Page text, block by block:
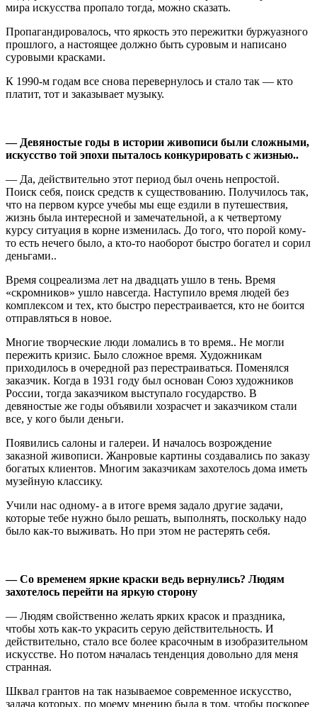
мира искусства пропало тогда, можно сказать.
Пропагандировалось, что яркость это пережитки буржуазного
прошлого, а настоящее должно быть суровым и написано
суровыми красками.
К 1990-м годам все снова перевернулось и стало так — кто
платит, тот и заказывает музыку.
— Девяностые годы в истории живописи были сложными,
искусство той эпохи пыталось конкурировать с жизнью..
— Да, действительно этот период был очень непростой.
Поиск себя, поиск средств к существованию. Получилось так,
что на первом курсе учебы мы еще ездили в путешествия,
жизнь была интересной и замечательной, а к четвертому
курсу ситуация в корне изменилась. До того, что порой кому-
то есть нечего было, а кто-то наоборот быстро богател и сорил
деньгами..
Время соцреализма лет на двадцать ушло в тень. Время
«скромников» ушло навсегда. Наступило время людей без
комплексом и тех, кто быстро перестраивается, кто не боится
отправляться в новое.
Многие творческие люди ломались в то время.. Не могли
пережить кризис. Было сложное время. Художникам
приходилось в очередной раз перестраиваться. Поменялся
заказчик. Когда в 1931 году был основан Союз художников
России, тогда заказчиком выступало государство. В
девяностые же годы объявили хозрасчет и заказчиком стали
все, у кого были деньги.
Появились салоны и галереи. И началось возрождение
заказной живописи. Жанровые картины создавались по заказу
богатых клиентов. Многим заказчикам захотелось дома иметь
музейную классику.
Учили нас одному- а в итоге время задало другие задачи,
которые тебе нужно было решать, выполнять, поскольку надо
было как-то выживать. Но при этом не растерять себя.
—Со временем яркие краски ведь вернулись? Людям
захотелось перейти на яркую сторону
— Людям свойственно желать ярких красок и праздника,
чтобы хоть как-то украсить серую действительность. И
действительно, стало все более красочным в изобразительном
искусстве. Но потом началась тенденция довольно для меня
странная.
Шквал грантов на так называемое современное искусство,
задача которых, по моему мнению была в том, чтобы поскорее